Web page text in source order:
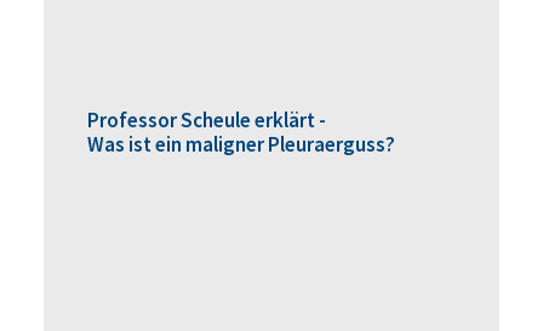
Professor Scheule erklärt -
Was ist ein maligner Pleuraerguss?